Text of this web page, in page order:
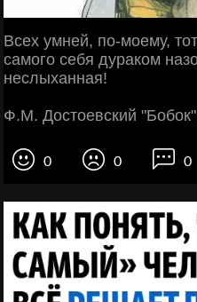
Всех умней, по-моему,
самого себя дураком
неслыханная!
Ф.М. Достоевский
0 0 0